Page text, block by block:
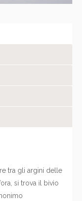
tra gli argini delle
si trova il bivio